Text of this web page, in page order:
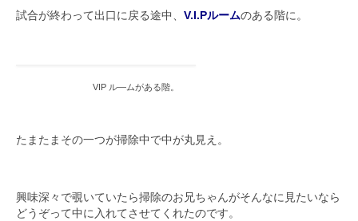
試合が終わって出口に戻る途中、 V.I.Pルームのある階に。
VIP ル―ムがある階。
たまたまその一つが掃除中で中が丸見え。
興味深々で覗いていたら掃除のお兄ちゃんがそんなに見たいなら
どうぞって中に入れてさせてくれたのです。